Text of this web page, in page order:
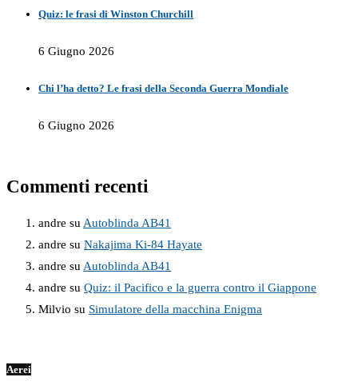
Quiz: le frasi di Winston Churchill
6 Giugno 2026
Chi l’ha detto? Le frasi della Seconda Guerra Mondiale
6 Giugno 2026
Commenti recenti
andre su Autoblinda AB41
andre su Nakajima Ki-84 Hayate
andre su Autoblinda AB41
andre su Quiz: il Pacifico e la guerra contro il Giappone
Milvio su Simulatore della macchina Enigma
Aerei